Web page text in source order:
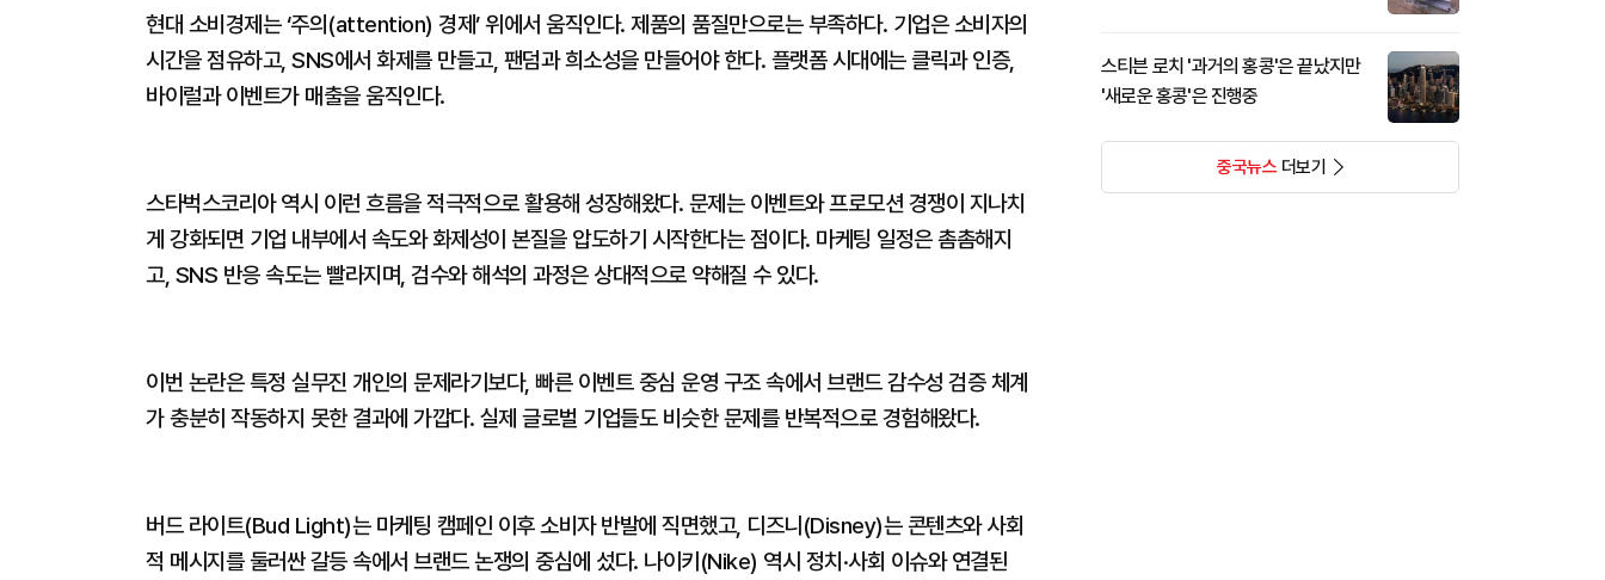
현대 소비경제는 ‘주의(attention) 경제’ 위에서 움직인다. 제품의 품질만으로는 부족하다. 기업은 소비자의
시간을 점유하고, SNS에서 화제를 만들고, 팬덤과 희소성을 만들어야 한다. 플랫폼 시대에는 클릭과 인증,
바이럴과 이벤트가 매출을 움직인다.
스타벅스코리아 역시 이런 흐름을 적극적으로 활용해 성장해왔다. 문제는 이벤트와 프로모션 경쟁이 지나치
게 강화되면 기업 내부에서 속도와 화제성이 본질을 압도하기 시작한다는 점이다. 마케팅 일정은 촘촘해지
고, SNS 반응 속도는 빨라지며, 검수와 해석의 과정은 상대적으로 약해질 수 있다.
이번 논란은 특정 실무진 개인의 문제라기보다, 빠른 이벤트 중심 운영 구조 속에서 브랜드 감수성 검증 체계
가 충분히 작동하지 못한 결과에 가깝다. 실제 글로벌 기업들도 비슷한 문제를 반복적으로 경험해왔다.
버드 라이트(Bud Light)는 마케팅 캠페인 이후 소비자 반발에 직면했고, 디즈니(Disney)는 콘텐츠와 사회
적 메시지를 둘러싼 갈등 속에서 브랜드 논쟁의 중심에 섰다. 나이키(Nike) 역시 정치·사회 이슈와 연결된
스티븐 로치 '과거의 홍콩'은 끝났지만
'새로운 홍콩'은 진행중
중국뉴스더보기